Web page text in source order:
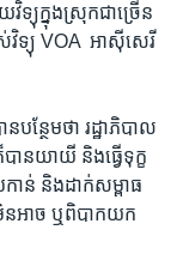
វិទ្យុ​ក្នុង​ស្រុក​ជាច្រើន​
វិទ្យុ​ ​VOA ​ អាស៊ីសេរី​
បន្ថែម​ថា​ ​រដ្ឋាភិបាល​
ន​យាយី​ ​និង​ធ្វើ​ទុក្ខ​
ាន់​ ​និង​ដាក់​សម្ពាធ​
ន​អាច​ ​ឬ​ពិបាក​យក​